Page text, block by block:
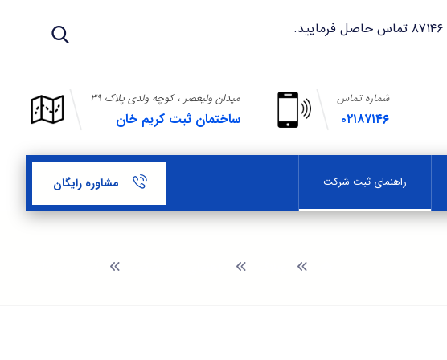
میدان ولیعصر ، کوچه ولدی پلاک ۳۹
ساختمان ثبت کریم خان
شماره تماس
۰۲۱۸۷۱۴۶
راهنمای ثبت شرکت مشاوره رایگان